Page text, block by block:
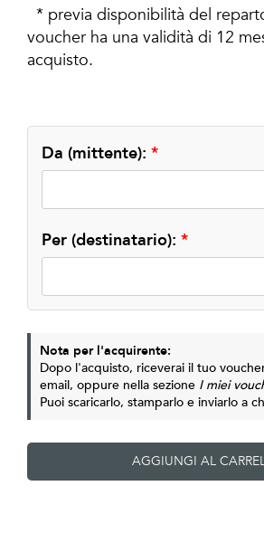
* previa disponibilità del
voucher ha una validità di 12
acquisto.
Da (mittente): *
Per (destinatario): *
Nota per l'acquirente:
Dopo l'acquisto, riceverai il tuo
email, oppure nella sezione I miei
Puoi scaricarlo, stamparlo e inviarlo a
AGGIUNGI AL